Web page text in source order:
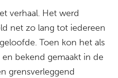
verhaal. Het werd
net zo lang tot iedereen
Toen kon het als
bekend gemaakt in de
grensverleggend